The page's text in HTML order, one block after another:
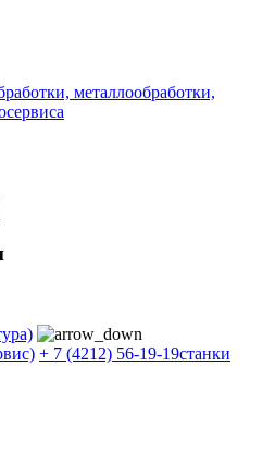
металлообработки,
+ 7 (4212) 56-19-19станки